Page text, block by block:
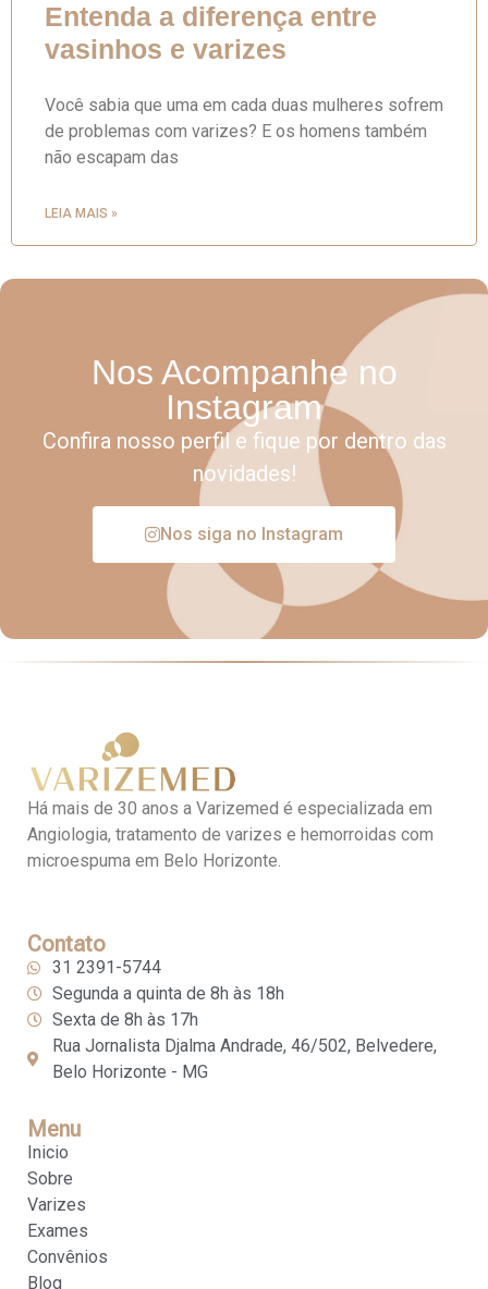
Entenda a diferença entre
vasinhos e varizes
Você sabia que uma em cada duas mulheres sofrem
de problemas com varizes? E os homens também
não escapam das
LEIA MAIS »
Nos Acompanhe no
Instagram
Confira nosso perfil e fique por dentro das
novidades!
Nos siga no Instagram
Há mais de 30 anos a Varizemed é especializada em
Angiologia, tratamento de varizes e hemorroidas com
microespuma em Belo Horizonte.
Contato
31 2391-5744
Segunda a quinta de 8h às 18h
Sexta de 8h às 17h
Rua Jornalista Djalma Andrade, 46/502, Belvedere,
Belo Horizonte - MG
Menu
Inicio
Sobre
Varizes
Exames
Convênios
Blog